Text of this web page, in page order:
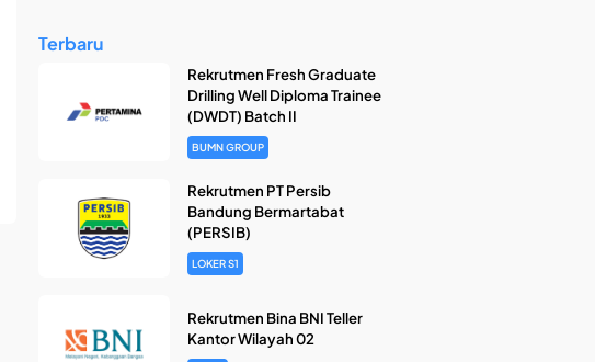
Terbaru
Rekrutmen Fresh Graduate
Drilling Well Diploma Trainee
(DWDT) Batch II
BUMN GROUP
Rekrutmen PT Persib
Bandung Bermartabat
(PERSIB)
LOKER S1
Rekrutmen Bina BNI Teller
Kantor Wilayah 02